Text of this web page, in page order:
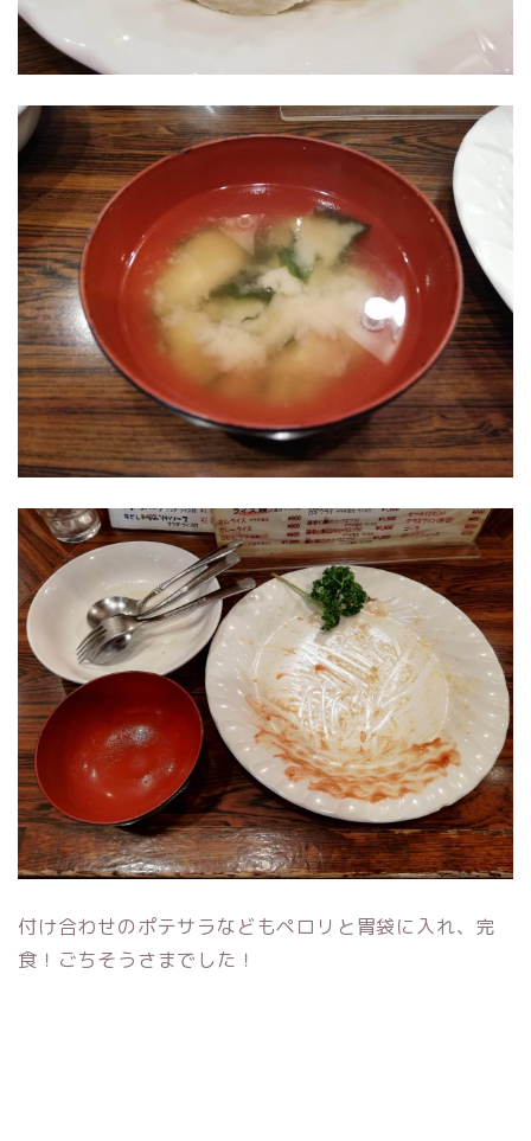
付け合わせのポテサラなどもペロリと胃袋に入れ、完
食！ごちそうさまでした！